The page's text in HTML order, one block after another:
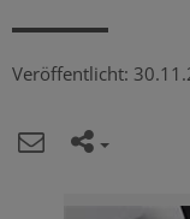
Veröffentlicht: